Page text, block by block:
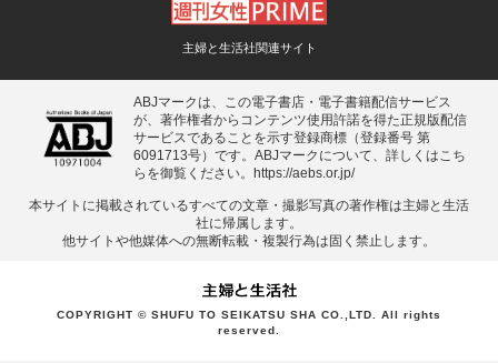
主婦と生活社関連サイト
ABJマークは、この電子書店・電子書籍配信サービス
が、著作権者からコンテンツ使用許諾を得た正規版配信
サービスであることを示す登録商標（登録番号 第
6091713号）です。ABJマークについて、詳しくはこち
らを御覧ください。
https://aebs.or.jp/
本サイトに掲載されているすべての⽂章・撮影写真の著作権は主婦と⽣活
社に帰属します。
他サイトや他媒体への無断転載・複製⾏為は固く禁⽌します。
COPYRIGHT © SHUFU TO SEIKATSU SHA CO.,LTD. All rights
reserved.